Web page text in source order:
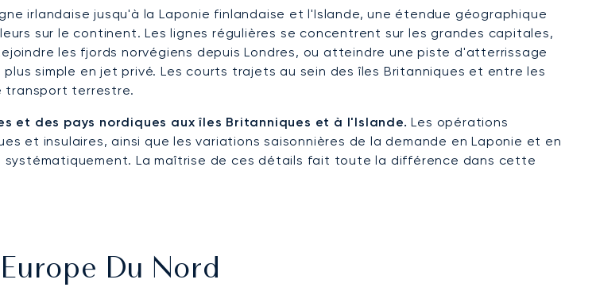
irlandaise jusqu'à la Laponie finlandaise et l'Islande, une étendue géographique
sur le continent. Les lignes régulières se concentrent sur les grandes capitales,
les fjords norvégiens depuis Londres, ou atteindre une piste d'atterrissage
simple en jet privé. Les courts trajets au sein des îles Britanniques et entre les
transport terrestre.
et des pays nordiques aux îles Britanniques et à l'Islande. Les opérations
et insulaires, ainsi que les variations saisonnières de la demande en Laponie et en
La maîtrise de ces détails fait toute la différence dans cette
Du Nord